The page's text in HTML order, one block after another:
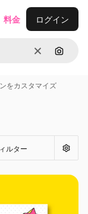
消去 画像で
料金 ログイン
をカスタマイズ
ルター